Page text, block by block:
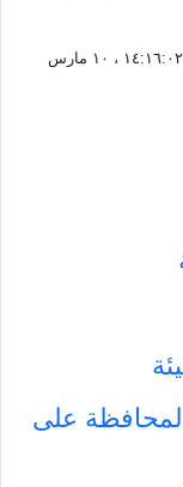
١٤:١٦:٠٢ ، ١٠ مارس
على